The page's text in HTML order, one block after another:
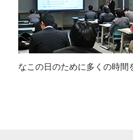
なこの日のために多くの時間